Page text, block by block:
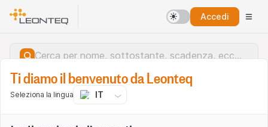
Accedi
Ti diamo il benvenuto da Leonteq
Seleziona la lingua IT